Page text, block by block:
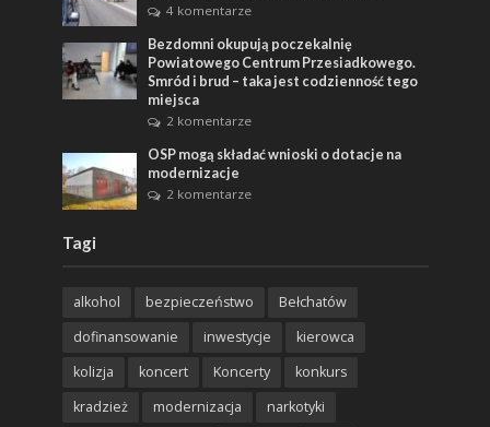
4 komentarze
Bezdomni okupują poczekalnię
Powiatowego Centrum Przesiadkowego.
Smród i brud – taka jest codzienność tego
miejsca
2 komentarze
OSP mogą składać wnioski o dotacje na
modernizacje
2 komentarze
Tagi
alkohol bezpieczeństwo
Bełchatów
dofinansowanie
inwestycje
kierowca
kolizja
koncert Koncerty
konkurs
kradzież
modernizacja
narkotyki